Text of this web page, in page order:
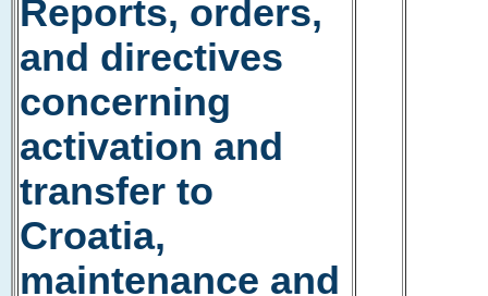
Reports, orders,
and directives
concerning
activation and
transfer to
Croatia,
maintenance and